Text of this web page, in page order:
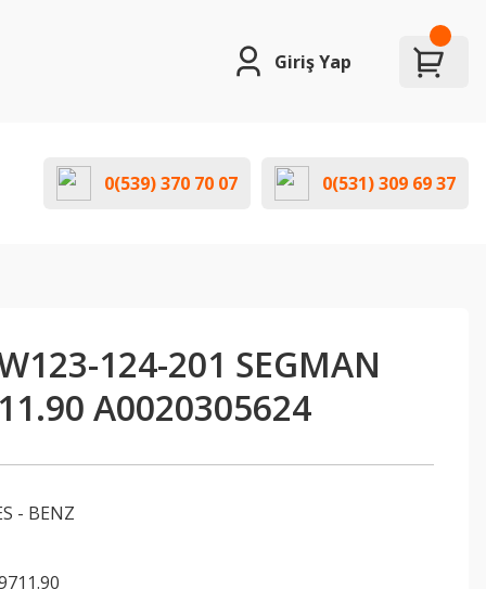
Giriş Yap
0(539) 370 70 07 0(531) 309 69 37
124-201 SEGMAN
A0020305624
- BENZ